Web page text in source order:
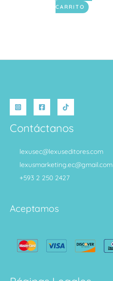
CARRITO
Contáctanos
lexusec@lexuseditores.com
lexusmarketing.ec@gmail.com
+593 2 250 2427
Aceptamos